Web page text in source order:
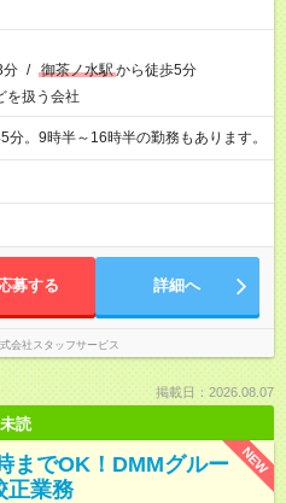
分 / 御茶ノ水駅から徒歩5分
を扱う会社
。9時半～16時半の勤務もあります。
募する 詳細へ
会社スタッフサービス
掲載日：2026.08.07
未読
NEW
までOK！DMMグルー
正業務